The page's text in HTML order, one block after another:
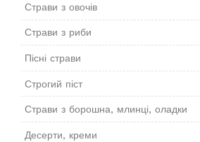
Страви з овочів
Страви з риби
Пісні страви
Строгий піст
Страви з борошна, млинці, оладки
Десерти, креми